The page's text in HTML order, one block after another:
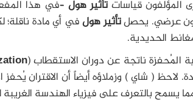
المؤلفون قياسات تأثير هول –في هذا
عرضي. يحصلتأثير هولفي أي مادة ناقلة؛
الحديدية.
المُحفزة ناتجة عن دوران الاستقطاب (
لاحظ ( شاي ) وزملاؤه أيضاً أن الاقتران يُحفز
يسمح بالتعرف على فيزياء الهندسة الغريبة